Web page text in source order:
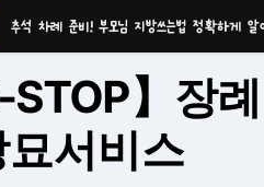
추석 차례 준비! 부모님 지방쓰는법 정확하게 알
시간이 흘러도 변함없는 가치 성주 추모공원
치유와 위로의 공간 기독교전용 김천 납골당
STOP】장례
묘서비스